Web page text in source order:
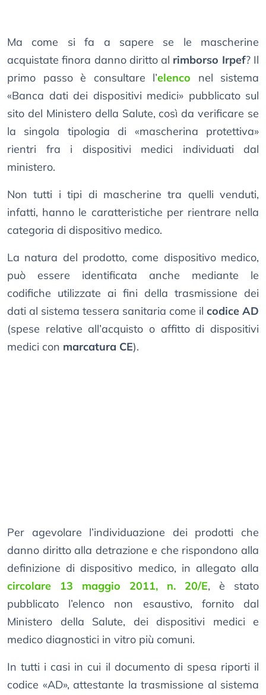
Ma come si fa a sapere se le mascherine
acquistate finora danno diritto al rimborso Irpef? Il
primo passo è consultare l’elenco nel sistema
«Banca dati dei dispositivi medici» pubblicato sul
sito del Ministero della Salute, così da verificare se
la singola tipologia di «mascherina protettiva»
rientri fra i dispositivi medici individuati dal
ministero.
Non tutti i tipi di mascherine tra quelli venduti,
infatti, hanno le caratteristiche per rientrare nella
categoria di dispositivo medico.
La natura del prodotto, come dispositivo medico,
può essere identificata anche mediante le
codifiche utilizzate ai fini della trasmissione dei
dati al sistema tessera sanitaria come il codice AD
(spese relative all’acquisto o affitto di dispositivi
medici con marcatura CE).
Per agevolare l’individuazione dei prodotti che
danno diritto alla detrazione e che rispondono alla
definizione di dispositivo medico, in allegato alla
circolare 13 maggio 2011, n. 20/E, è stato
pubblicato l’elenco non esaustivo, fornito dal
Ministero della Salute, dei dispositivi medici e
medico diagnostici in vitro più comuni.
In tutti i casi in cui il documento di spesa riporti il
codice «AD», attestante la trasmissione al sistema